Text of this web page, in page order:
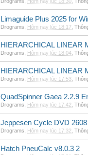
Limaguide Plus 2025 for
Drograms Hôm nay lúc 18:17
HIERARCHICAL LINEAR
Drograms Hôm nay lúc 18:04
HIERARCHICAL LINEAR
Drograms Hôm nay lúc 17:53
QuadSpinner Gaea 2.2.9
Drograms Hôm nay lúc 17:42
Jeppesen Cycle DVD
Drograms Hôm nay lúc 17:32
Hatch PneuCalc v8.0.3 2